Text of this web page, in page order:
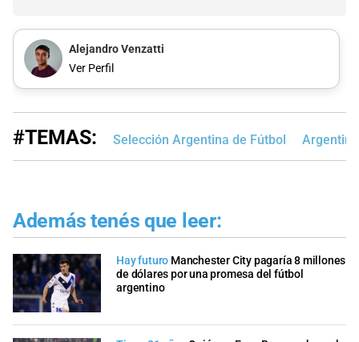
Alejandro Venzatti
Ver Perfil
#TEMAS: Selección Argentina de Fútbol
Además tenés que leer:
Hay futuro Manchester City pagaría 8 millones
de dólares por una promesa del fútbol
argentino